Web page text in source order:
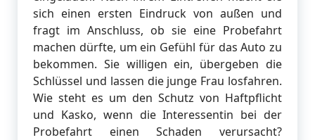
sich einen ersten Eindruck von außen und
fragt im Anschluss, ob sie eine Probefahrt
machen dürfte, um ein Gefühl für das Auto zu
bekommen. Sie willigen ein, übergeben die
Schlüssel und lassen die junge Frau losfahren.
Wie steht es um den Schutz von Haftpflicht
und Kasko, wenn die Interessentin bei der
Probefahrt einen Schaden verursacht?